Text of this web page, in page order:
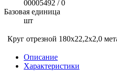
00005492 / 0
Базовая единица
шт
Круг отрезной 180х22,2х2,0
Описание
Характеристики